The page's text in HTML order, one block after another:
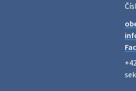
stredu 29. júla 2026 sa v
uskutoční zber železa.
Obecného úradu budú od